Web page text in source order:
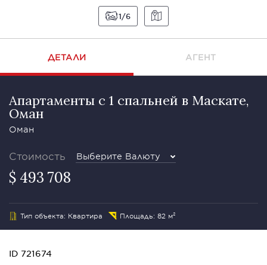
1 6
ДЕТАЛИ АГЕНТ
Апартаменты с 1 спальней в Маскате,
Оман
Оман
Стоимость Выберите Валюту
$ 493 708
Тип объекта: Квартира Площадь: 82 м²
ID 721674